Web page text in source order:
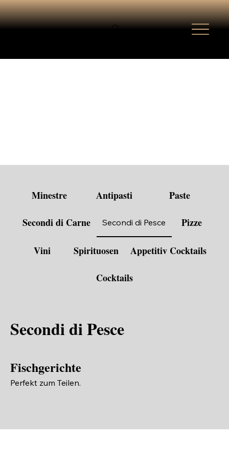
Minestre Antipasti Paste
Secondi di Carne Secondi di Pesce Pizze
Vini Spirituosen Appetitiv Cocktails
Cocktails
Secondi di Pesce
Fischgerichte
Perfekt zum Teilen.